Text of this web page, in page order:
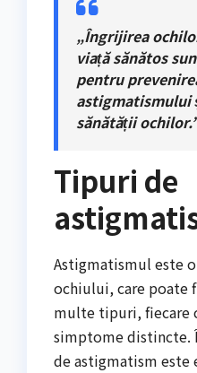
„Îngrijirea
viață sănătos
pentru
astigmatismului
sănătății
Tipuri de
Astigmatismul este
ochiului, care poate
multe tipuri, fiecare
simptome distincte.
de astigmatism este